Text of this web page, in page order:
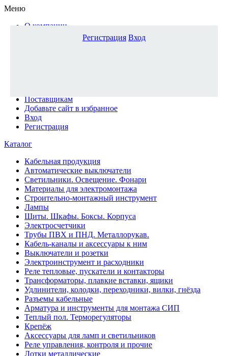
Меню
О компании
Доставка и оплата
Поставщикам
Добавьте сайт в избранное
Вход
Регистрация
Каталог
Кабельная продукция
Автоматические выключатели
Светильники. Освещение. Фонари
Материалы для электромонтажа
Строительно-монтажный инструмент
Лампы
Щиты. Шкафы. Боксы. Корпуса
Электросчетчики
Трубы ПВХ и ПНД. Металлорукав.
Кабель-каналы и аксессуары к ним
Выключатели и розетки
Электроинструмент и расходники
Реле тепловые, пускатели и контакторы
Трансформаторы, плавкие вставки, ящики
Удлинители, колодки, переходники, вилки, гнёзда
Разъемы кабельные
Арматура и инструменты для монтажа СИП
Теплый пол. Терморегуляторы
Крепёж
Аксессуары для ламп и светильников
Реле управления, контроля и прочие
Лотки металлические
Регистрация Вход